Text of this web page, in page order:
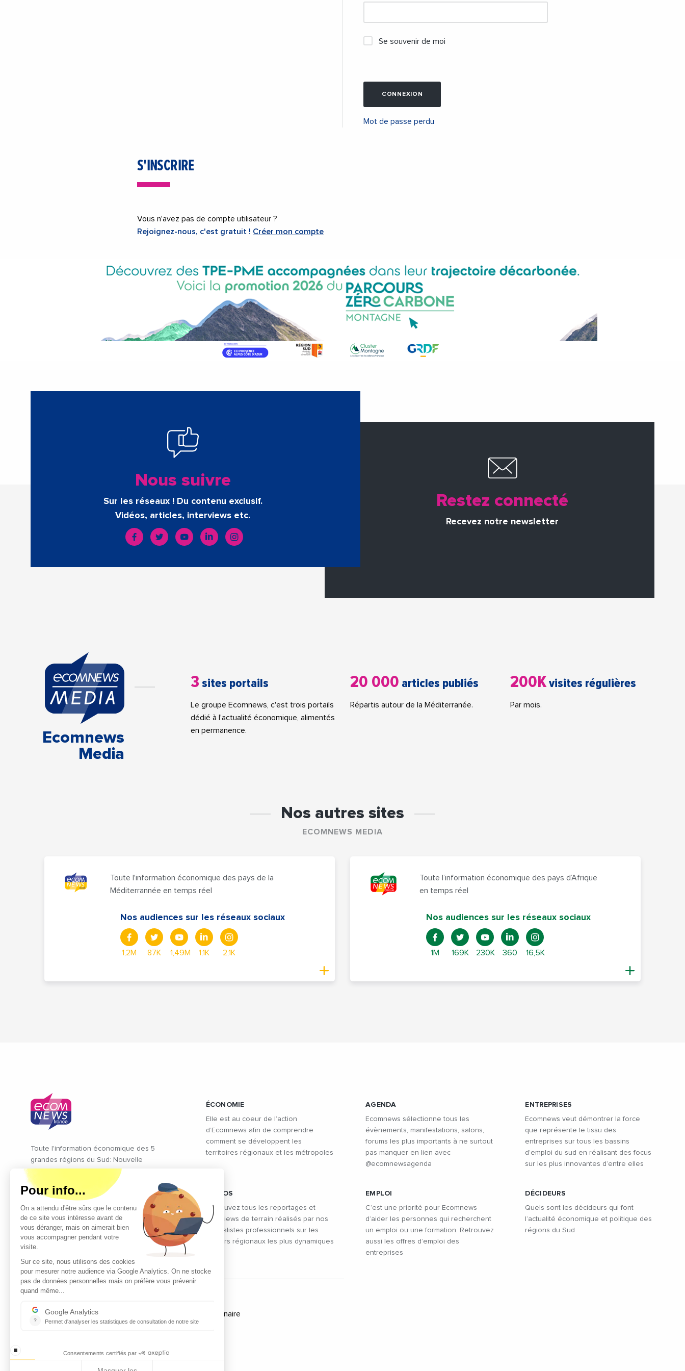
Se souvenir de moi
CONNEXION
Mot de passe perdu
S'INSCRIRE
Vous n'avez pas de compte utilisateur ?
Rejoignez-nous, c'est gratuit ! Créer mon compte
Nous suivre
Sur les réseaux ! Du contenu exclusif.
Vidéos, articles, interviews etc.
Restez connecté
Recevez notre newsletter
Ecomnews
Media
3 sites portails
Le groupe Ecomnews, c'est trois portails
dédié à l'actualité économique, alimentés
en permanence.
20 000 articles publiés
Répartis autour de la Méditerranée.
200Kvisites régulières
Par mois.
Nos autres sites
ECOMNEWS MEDIA
Toute l'information économique des pays de la
Méditerrannée en temps réel
Nos audiences sur les réseaux sociaux
1,2M 87K 1,49M 1,1K 2,1K
Toute l’information économique des pays d’Afrique
en temps réel
Nos audiences sur les réseaux sociaux
1M 169K 230K 360 16,5K
Toute l'information économique des 5
grandes régions du Sud: Nouvelle
Aquitaine, Occitanie, Provence Alpes
Côte d'Azur, Auvergne Rhône Alpes et
de la Catalogne
ÉCONOMIE
Elle est au coeur de l’action
d’Ecomnews afin de comprendre
comment se développent les
territoires régionaux et les métropoles
AGENDA
Ecomnews sélectionne tous les
évènements, manifestations, salons,
forums les plus importants à ne surtout
pas manquer en lien avec
@ecomnewsagenda
ENTREPRISES
Ecomnews veut démontrer la force
que représente le tissu des
entreprises sur tous les bassins
d’emploi du sud en réalisant des focus
sur les plus innovantes d’entre elles
VIDÉOS
Retrouvez tous les reportages et
interviews de terrain réalisés par nos
journalistes professionnels sur les
acteurs régionaux les plus dynamiques
EMPLOI
C’est une priorité pour Ecomnews
d’aider les personnes qui recherchent
un emploi ou une formation. Retrouvez
aussi les offres d’emploi des
entreprises
DÉCIDEURS
Quels sont les décideurs qui font
l’actualité économique et politique des
régions du Sud
Le club des partenaires rassemble
soutiennent l'action d'Ecomnews